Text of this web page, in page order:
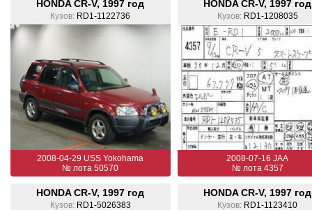
HONDA CR-V, 1997 год
Кузов: RD1-1122736
2008-04-29 USS Yokohama
№ лота 50570
HONDA CR-V, 1997 год
Кузов: RD1-1208035
2008-07-16 JAA
№ лота 4357
HONDA CR-V, 1997 год
Кузов: RD1-5026383
HONDA CR-V, 1997 год
Кузов: RD1-1123410